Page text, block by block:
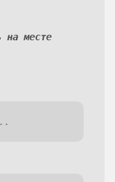
на месте